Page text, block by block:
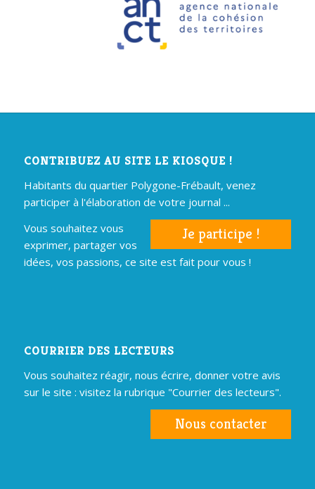
CONTRIBUEZ AU SITE LE KIOSQUE !
Habitants du quartier Polygone-Frébault, venez
participer à l'élaboration de votre journal ...
Je participe !
Vous souhaitez vous
exprimer, partager vos
idées, vos passions, ce site est fait pour vous !
COURRIER DES LECTEURS
Vous souhaitez réagir, nous écrire, donner votre avis
sur le site : visitez la rubrique "Courrier des lecteurs".
Nous contacter